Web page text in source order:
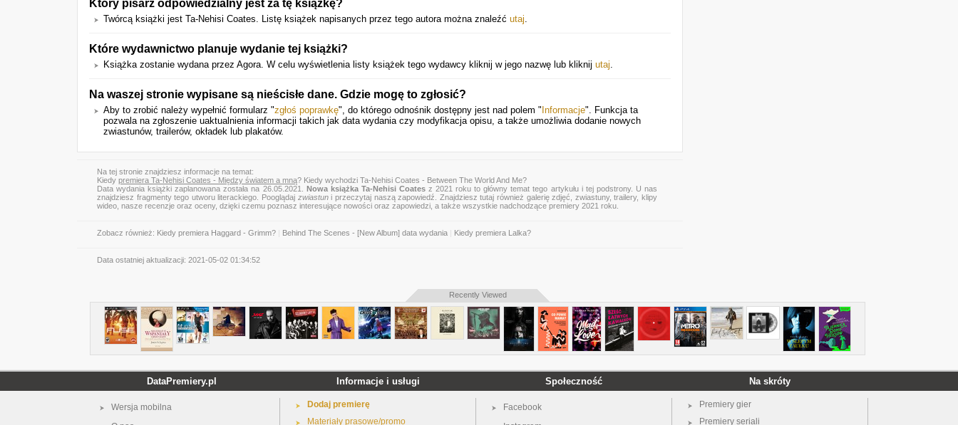
Który pisarz odpowiedzialny jest za tę książkę?
Twórcą książki jest Ta-Nehisi Coates. Listę książek napisanych przez tego autora można znaleźć utaj.
Które wydawnictwo planuje wydanie tej książki?
Książka zostanie wydana przez Agora. W celu wyświetlenia listy książek tego wydawcy kliknij w jego nazwę lub kliknij utaj.
Na waszej stronie wypisane są nieścisłe dane. Gdzie mogę to zgłosić?
Aby to zrobić należy wypełnić formularz "zgłoś poprawkę", do którego odnośnik dostępny jest nad polem " Informacje". Funkcja ta
pozwala na zgłoszenie uaktualnienia informacji takich jak data wydania czy modyfikacja opisu, a także umożliwia dodanie nowych
zwiastunów, trailerów, okładek lub plakatów.
Na tej stronie znajdziesz informacje na temat:
Kiedy premiera Ta-Nehisi Coates - Między światem a mną? Kiedy wychodzi Ta-Nehisi Coates - Between The World And Me?
Data wydania książki zaplanowana została na 26.05.2021. Nowa książka Ta-Nehisi Coatesz 2021 roku to główny temat tego artykułu i tej podstrony. U nas
znajdziesz fragmenty tego utworu literackiego. Pooglądaj zwiastuni przeczytaj naszą zapowiedź. Znajdziesz tutaj również galerię zdjęć, zwiastuny, trailery, klipy
wideo, nasze recenzje oraz oceny, dzięki czemu poznasz interesujące nowości oraz zapowiedzi, a także wszystkie nadchodzące premiery 2021 roku.
Zobacz również: Kiedy premiera Haggard - Grimm? Behind The Scenes - [New Album] data wydania Kiedy premiera Lalka?
Data ostatniej aktualizacji: 2021-05-02 01:34:52
Recently Viewed
DataPremiery.pl
Wersja mobilna
Informacje i usługi
Dodaj premierę
Materiały prasowe/promo
Społeczność
Facebook
Na skróty
Premiery gier
Premiery seriali